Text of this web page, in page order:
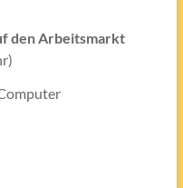
den Arbeitsmarkt